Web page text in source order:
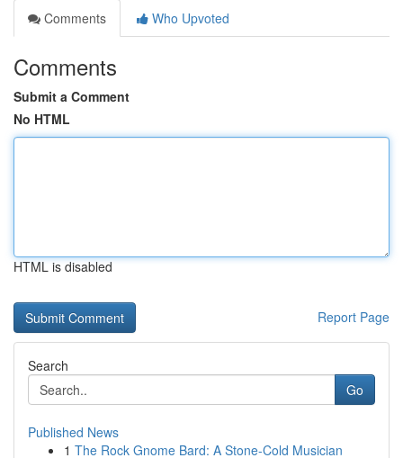
Comments
Who Upvoted
Comments
Submit a Comment
No HTML
HTML is disabled
Report Page
Search
Go
Published News
1 The Rock Gnome Bard: A Stone-Cold Musician